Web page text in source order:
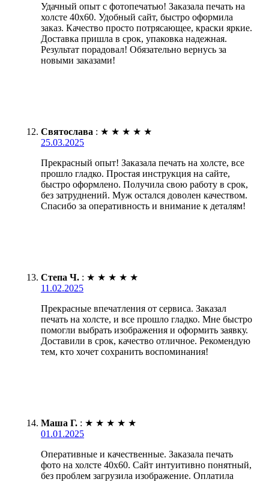
Удачный опыт с фотопечатью! Заказала печать на
холсте 40х60. Удобный сайт, быстро оформила
заказ. Качество просто потрясающее, краски яркие.
Доставка пришла в срок, упаковка надежная.
Результат порадовал! Обязательно вернусь за
новыми заказами!
Святослава : ★ ★ ★ ★ ★
25.03.2025
Прекрасный опыт! Заказала печать на холсте, все
прошло гладко. Простая инструкция на сайте,
быстро оформлено. Получила свою работу в срок,
без затруднений. Муж остался доволен качеством.
Спасибо за оперативность и внимание к деталям!
Степа Ч. : ★ ★ ★ ★ ★
11.02.2025
Прекрасные впечатления от сервиса. Заказал
печать на холсте, и все прошло гладко. Мне быстро
помогли выбрать изображения и оформить заявку.
Доставили в срок, качество отличное. Рекомендую
тем, кто хочет сохранить воспоминания!
Маша Г. : ★ ★ ★ ★ ★
01.01.2025
Оперативные и качественные. Заказала печать
фото на холсте 40х60. Сайт интуитивно понятный,
без проблем загрузила изображение. Оплатила